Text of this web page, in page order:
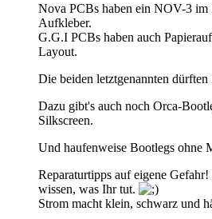
Nova PCBs haben ein NOV-3
Aufkleber.
G.G.I PCBs haben auch
Layout.
Die beiden letztgenannten dürften
Dazu gibt's auch noch Orca-
Silkscreen.
Und haufenweise Bootlegs ohne
Reparaturtipps auf eigene
wissen, was Ihr tut.
Strom macht klein, schwarz und